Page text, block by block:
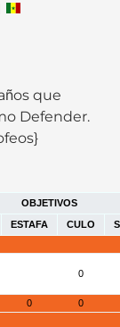
que
Defender.
OBJETIVOS
ESTAFA CULO
0
0
0